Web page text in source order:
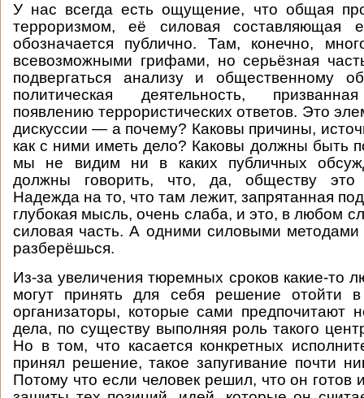
У нас всегда есть ощущение, что общая
терроризмом, её силовая составляющая
обозначается публично. Там, конечно,
всевозможными грифами, но серьёзная
подвергаться анализу и общественному
политическая деятельность,
появлению террористических ответов. Это
дискуссии — а почему? Каковы причины,
как с ними иметь дело? Каковы должны быть
мы не видим ни в каких публичных
должны говорить, что, да, обществу это
Надежда на то, что там лежит, запрятанная
глубокая мысль, очень слаба, и это, в любом
силовая часть. А одними силовыми
разберёшься.
Из-за увеличения тюремных сроков какие-то
могут принять для себя решение отойти
организаторы, которые сами предпочитают
дела, по существу выполняя роль такого
Но в том, что касается конкретных
принял решение, такое запугивание почти
Потому что если человек решил, что он готов